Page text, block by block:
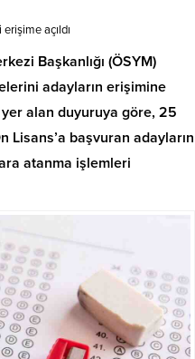
açıldı
Başkanlığı (ÖSYM)
adayların erişimine
alan duyuruya göre, 25
Lisans’a başvuran adayların
atanma işlemleri